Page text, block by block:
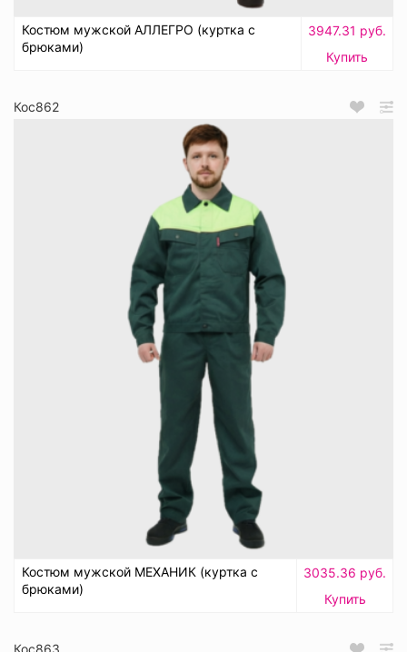
Костюм мужской АЛЛЕГРО (куртка с
брюками)
3947.31 руб.
Купить
Кос862
Костюм мужской МЕХАНИК (куртка с
брюками)
3035.36 руб.
Купить